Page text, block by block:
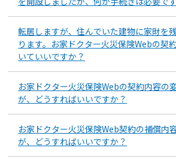
転居しますが、住んでいた建物に家財を
ります。お家ドクター火災保険Webの契
いていいですか？
お家ドクター火災保険Webの契約内容の
が、どうすればいいですか？
お家ドクター火災保険Web契約の補償内
が、どうすればいいですか？